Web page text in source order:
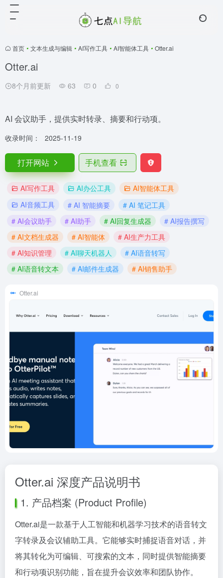
首页 • 文本生成与编辑 • AI写作工具 • AI智能体工具 • Otter.ai
Otter.ai
8个月前更新 63 0 0
AI 会议助手，提供实时转录、摘要和行动项。
收录时间： 2025-11-19
打开网站 手机查看
AI写作工具 AI办公工具
AI智能体工具
AI音频工具
# AI 智能摘要
# AI 笔记工具
# AI会议助手
# AI助手 # AI回复生成器
# AI报告撰写
# AI文档生成器
# AI智能体
# AI生产力工具
# AI知识管理
# AI聊天机器人
# AI语音转写
# AI语音转文本
# AI邮件生成器 # AI销售助手
Otter.ai
Otter.ai 深度产品说明书
1. 产品档案 (Product Profile)
Otter.ai是一款基于人工智能和机器学习技术的语音转文
字转录及会议辅助工具。它能够实时捕捉语音对话，并
将其转化为可编辑、可搜索的文本，同时提供智能摘要
和行动项识别功能，旨在提升会议效率和团队协作。